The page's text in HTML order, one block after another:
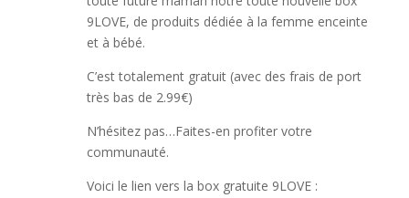
9LOVE, de produits dédiée à la femme enceinte
et à bébé.
C’est totalement gratuit (avec des frais de port
très bas de 2.99€)
N’hésitez pas…Faites-en profiter votre
communauté.
Voici le lien vers la box gratuite 9LOVE :